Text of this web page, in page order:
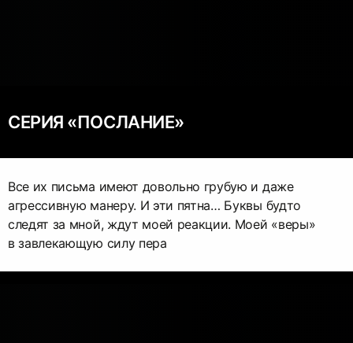
СЕРИЯ «ПОСЛАНИЕ»
Все их письма имеют довольно грубую и даже
агрессивную манеру. И эти пятна… Буквы будто
следят за мной, ждут моей реакции. Моей «веры»
в завлекающую силу пера